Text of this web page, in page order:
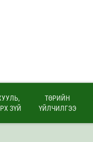
ЗҮЙ
ТӨРИЙН
ҮЙЛЧИЛГЭЭ